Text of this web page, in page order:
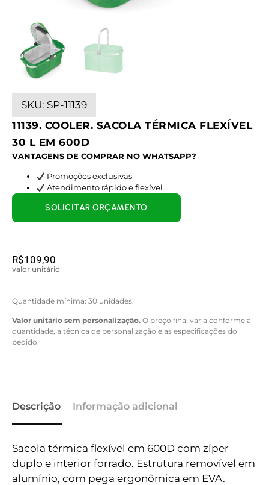
SKU: SP-11139
11139. COOLER. SACOLA TÉRMICA FLEXÍVEL
30 L EM 600D
VANTAGENS DE COMPRAR NO WHATSAPP?
Promoções exclusivas
Atendimento rápido e flexível
R$109,90
valor unitário
Quantidade mínima: 30 unidades.
Valor unitário sem personalização. O preço final varia conforme a
quantidade, a técnica de personalização e as especificações do
pedido.
SOLICITAR ORÇAMENTO
Descrição Informação adicional
Sacola térmica flexível em 600D com zíper
duplo e interior forrado. Estrutura removível em
alumínio, com pega ergonômica em EVA.